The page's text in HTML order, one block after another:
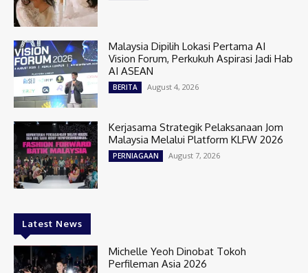
Malaysia Dipilih Lokasi Pertama AI
Vision Forum, Perkukuh Aspirasi Jadi Hab
AI ASEAN
BERITA August 4, 2026
Kerjasama Strategik Pelaksanaan Jom
Malaysia Melalui Platform KLFW 2026
PERNIAGAAN August 7, 2026
Latest News
Michelle Yeoh Dinobat Tokoh
Perfileman Asia 2026